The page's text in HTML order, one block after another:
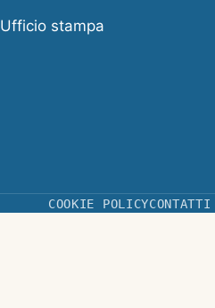
Ufficio stampa
COOKIE POLICYCONTATTI